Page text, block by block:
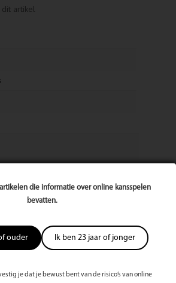
die informatie over online kansspelen
bevatten.
ouder Ik ben 23 jaar of jonger
je dat je bewust bent van de risico’s van online
artikel